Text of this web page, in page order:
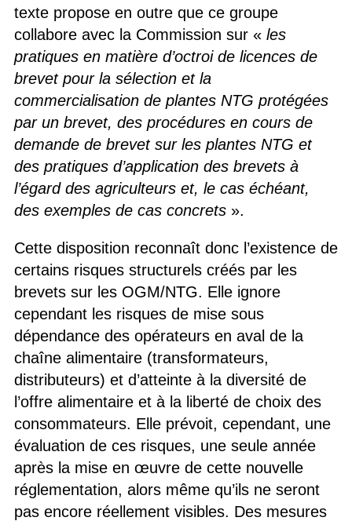
texte propose en outre que ce groupe
collabore avec la Commission sur « les
pratiques en matière d’octroi de licences de
brevet pour la sélection et la
commercialisation de plantes NTG protégées
par un brevet, des procédures en cours de
demande de brevet sur les plantes NTG et
des pratiques d’application des brevets à
l’égard des agriculteurs et, le cas échéant,
des exemples de cas concrets ».
Cette disposition reconnaît donc l’existence de
certains risques structurels créés par les
brevets sur les OGM/NTG. Elle ignore
cependant les risques de mise sous
dépendance des opérateurs en aval de la
chaîne alimentaire (transformateurs,
distributeurs) et d’atteinte à la diversité de
l’offre alimentaire et à la liberté de choix des
consommateurs. Elle prévoit, cependant, une
évaluation de ces risques, une seule année
après la mise en œuvre de cette nouvelle
réglementation, alors même qu’ils ne seront
pas encore réellement visibles. Des mesures